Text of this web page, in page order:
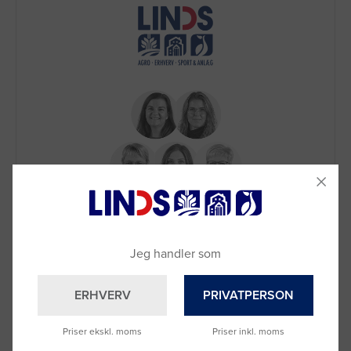
Brug for hjælp?
Vi sidder klar til at hjælpe dig.
Du kan også kontakte din lokale sælger
–
se oversigten her
Jeg handler som
ERHVERV
Priser ekskl. moms
PRIVATPERSON
Priser inkl. moms